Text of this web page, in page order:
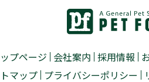
プページ 会社案内 採用情報
マップ プライバシーポリシー